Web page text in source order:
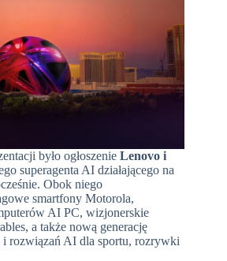
było ogłoszenie Lenovo i
superagenta AI działającego na
Obok niego
smartfony Motorola,
AI PC, wizjonerskie
a także nową generację
rozwiązań AI dla sportu, rozrywki